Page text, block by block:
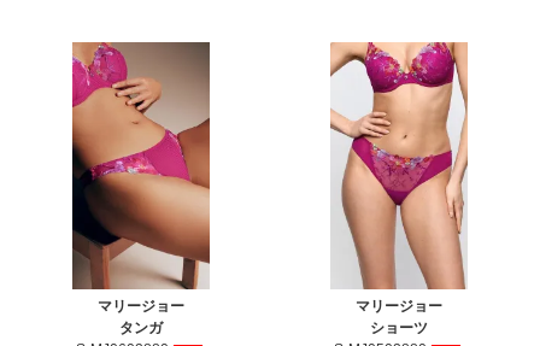
マリージョー
タンガ
マリージョー
ショーツ